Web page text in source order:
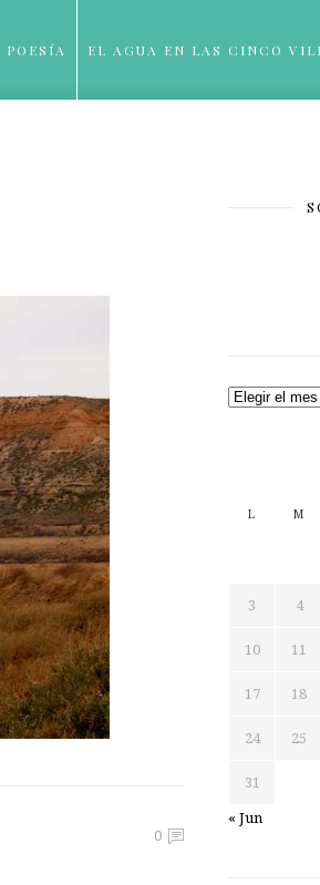
POESÍA EL AGUA EN LAS CINCO
0
Archivos
L M
3 4
10 11
17 18
24 25
31
« Jun